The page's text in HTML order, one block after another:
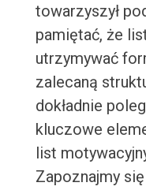
towarzyszył
pamiętać, że
utrzymywać
zalecaną
dokładnie
kluczowe
list
Zapoznajmy